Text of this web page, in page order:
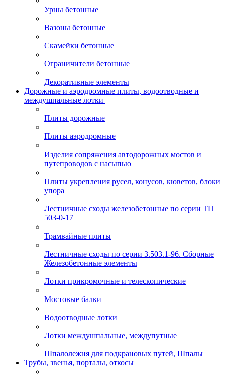
Урны бетонные
Вазоны бетонные
Скамейки бетонные
Ограничители бетонные
Декоративные элементы
Дорожные и аэродромные плиты, водоотводные и
междушпальные лотки
Плиты дорожные
Плиты аэродромные
Изделия сопряжения автодорожных мостов и
путепроводов с насыпью
Плиты укрепления русел, конусов, кюветов, блоки
упора
Лестничные сходы железобетонные по серии ТП
503-0-17
Трамвайные плиты
Лестничные сходы по серии 3.503.1-96. Сборные
Железобетонные элементы
Лотки прикромочные и телескопические
Мостовые балки
Водоотводные лотки
Лотки междушпальные, междупутные
Шпалолежня для подкрановых путей, Шпалы
Трубы, звенья, порталы, откосы